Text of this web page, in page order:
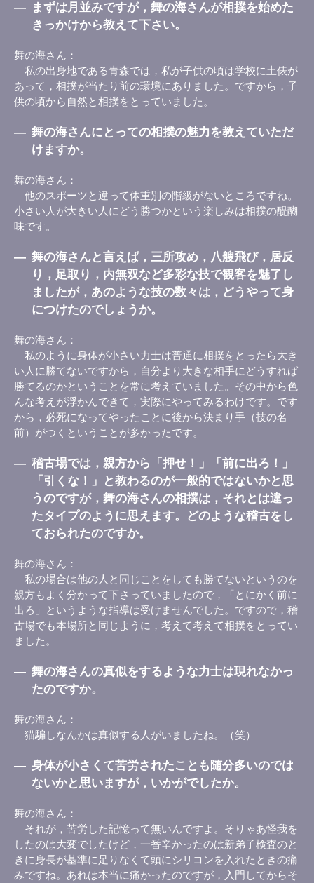
― まずは月並みですが，舞の海さんが相撲を始めた
きっかけから教えて下さい。
舞の海さん
私の出身地である青森では，私が子供の頃は学校に土俵が
あって，相撲が当たり前の環境にありました。ですから，子
供の頃から自然と相撲をとっていました。
― 舞の海さんにとっての相撲の魅力を教えていただ
けますか。
舞の海さん
他のスポーツと違って体重別の階級がないところですね。
小さい人が大きい人にどう勝つかという楽しみは相撲の醍醐
味です。
― 舞の海さんと言えば，三所攻め，八艘飛び，居反
り，足取り，内無双など多彩な技で観客を魅了し
ましたが，あのような技の数々は，どうやって身
につけたのでしょうか。
舞の海さん
私のように身体が小さい力士は普通に相撲をとったら大き
い人に勝てないですから，自分より大きな相手にどうすれば
勝てるのかということを常に考えていました。その中から色
んな考えが浮かんできて，実際にやってみるわけです。です
から，必死になってやったことに後から決まり手（技の名
前）がつくということが多かったです。
― 稽古場では，親方から「押せ！」「前に出ろ！」
「引くな！」と教わるのが一般的ではないかと思
うのですが，舞の海さんの相撲は，それとは違っ
たタイプのように思えます。どのような稽古をし
ておられたのですか。
舞の海さん
私の場合は他の人と同じことをしても勝てないというのを
親方もよく分かって下さっていましたので，「とにかく前に
出ろ」というような指導は受けませんでした。ですので，稽
古場でも本場所と同じように，考えて考えて相撲をとってい
ました。
― 舞の海さんの真似をするような力士は現れなかっ
たのですか。
舞の海さん
猫騙しなんかは真似する人がいましたね。（笑）
― 身体が小さくて苦労されたことも随分多いのでは
ないかと思いますが，いかがでしたか。
舞の海さん
それが，苦労した記憶って無いんですよ。そりゃあ怪我を
したのは大変でしたけど，一番辛かったのは新弟子検査のと
きに身長が基準に足りなくて頭にシリコンを入れたときの痛
みですね。あれは本当に痛かったのですが，入門してからそ